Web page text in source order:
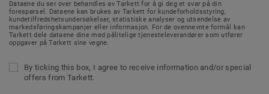
Dataene du ser over behandles av Tarkett for å gi deg et svar på din
forespørsel. Dataene kan brukes av Tarkett for kundeforholdsstyring,
kundetilfredshetsundersøkelser, statistiske analyser og utsendelse av
markedsføringskampanjer eller informasjon. For de ovennevnte formål kan
Tarkett dele dataene dine med pålitelige tjenesteleverandører som utfører
oppgaver på Tarkett sine vegne.
By ticking this box, I agree to receive information and/or special
offers from Tarkett.